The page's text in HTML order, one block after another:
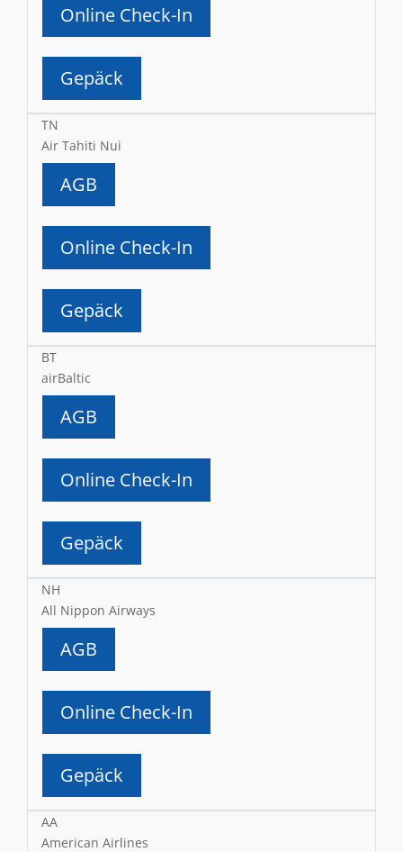
Online Check-In
Gepäck
TN
Air Tahiti Nui
AGB
Online Check-In
Gepäck
BT
airBaltic
AGB
Online Check-In
Gepäck
NH
All Nippon Airways
AGB
Online Check-In
Gepäck
AA
American Airlines